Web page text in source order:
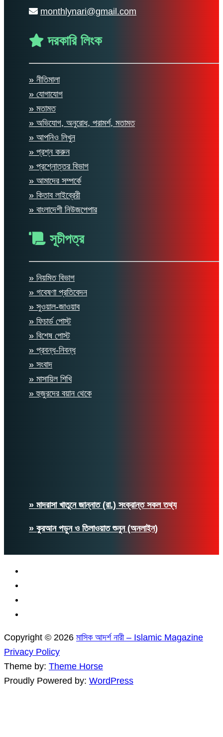
monthlynari@gmail.com
দরকারি লিংক
» নীতিমালা
» যোগাযোগ
» মতামত
» অভিযোগ, অনুরোধ, পরামর্শ, মতামত
» আপনিও লিখুন
» প্রশ্ন করুন
» প্রশ্নোত্তর বিভাগ
» আমাদের সম্পর্কে
» কিতাব লাইব্রেরী
» বাংলাদেশী নিউজপেপার
সূচীপত্র
» নিয়মিত বিভাগ
» গবেষণা প্রতিবেদন
» সুওয়াল-জাওয়াব
» ফিচার্ড পোস্ট
» বিশেষ পোস্ট
» প্রবন্ধ-নিবন্ধ
» সংবাদ
» মাসায়িল শিখি
» হুজুরদের বয়ান থেকে
» মাদরাসা খাতুনে জান্নাত (রা.) সংক্রান্ত সকল তথ্য
» কুরআন পড়ুন ও তিলাওয়াত শুনুন (অনলাইন)
Copyright © 2026 মাসিক আদর্শ নারী – Islamic Magazine
Privacy Policy
Theme by: Theme Horse
Proudly Powered by: WordPress